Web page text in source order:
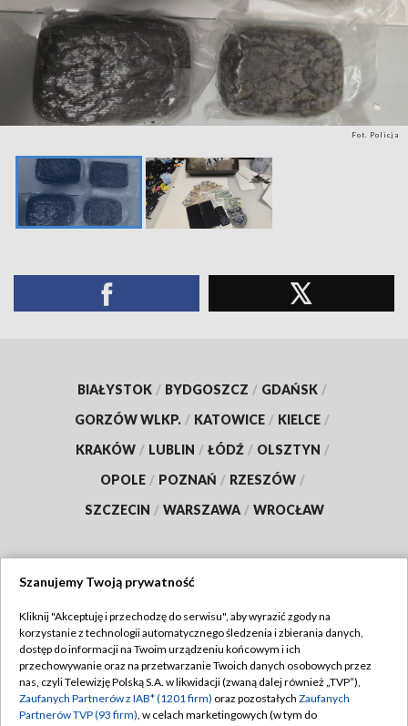
Fot. Policja
BIAŁYSTOK / BYDGOSZCZ / GDAŃSK /
GORZÓW WLKP. / KATOWICE / KIELCE /
KRAKÓW / LUBLIN / ŁÓDŹ / OLSZTYN /
OPOLE / POZNAŃ / RZESZÓW /
SZCZECIN / WARSZAWA / WROCŁAW
TVP
Abonament TVP
Emisja w TVP
Regulamin TVP
Polityka prywatności
Szanujemy Twoją prywatność
Kliknij "Akceptuję i przechodzę do serwisu", aby wyrazić zgody na
korzystanie z technologii automatycznego śledzenia i zbierania danych,
dostęp do informacji na Twoim urządzeniu końcowym i ich
przechowywanie oraz na przetwarzanie Twoich danych osobowych przez
nas, czyli Telewizję Polską S.A. w likwidacji (zwaną dalej również „TVP”),
Zaufanych Partnerów z IAB* (1201 firm) oraz pozostałych Zaufanych
Partnerów TVP (93 firm), w celach marketingowych (w tym do